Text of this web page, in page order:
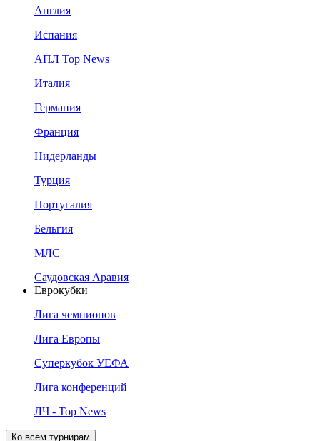
Англия
Испания
АПЛ Top News
Италия
Германия
Франция
Нидерланды
Турция
Португалия
Бельгия
МЛС
Саудовская Аравия
Еврокубки
Лига чемпионов
Лига Европы
Суперкубок УЕФА
Лига конференций
ЛЧ - Top News
Ко всем турнирам